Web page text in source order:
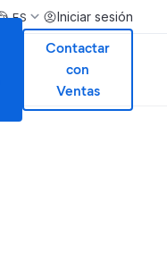
ES Iniciar sesión
Contactar
con
Ventas